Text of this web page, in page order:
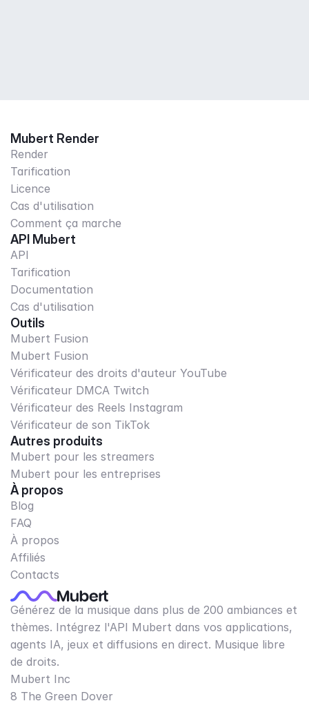
Mubert Render
Render
Tarification
Licence
Cas d'utilisation
Comment ça marche
API Mubert
API
Tarification
Documentation
Cas d'utilisation
Outils
Mubert Fusion
Mubert Fusion
Vérificateur des droits d'auteur YouTube
Vérificateur DMCA Twitch
Vérificateur des Reels Instagram
Vérificateur de son TikTok
Autres produits
Mubert pour les streamers
Mubert pour les entreprises
À propos
Blog
FAQ
À propos
Affiliés
Contacts
Générez de la musique dans plus de 200 ambiances et
thèmes. Intégrez l'API Mubert dans vos applications,
agents IA, jeux et diffusions en direct. Musique libre
de droits.
Mubert Inc
8 The Green Dover